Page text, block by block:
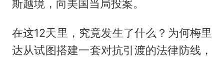
斯越境，向美国当局投案。
在这12天里，究竟发生了什么？为何梅里
达从试图搭建一套对抗引渡的法律防线，